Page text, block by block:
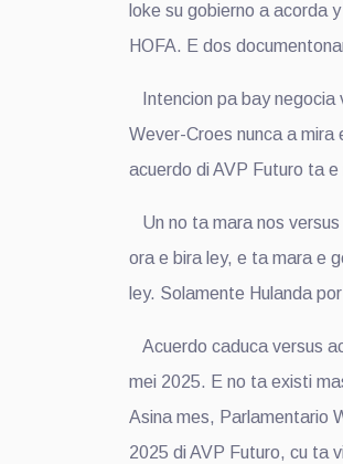
loke su gobierno a acorda
HOFA. E dos
Intencion pa bay negocia
Wever-Croes nunca a
acuerdo di AVP Futuro ta
Un no ta mara nos versus
ora e bira ley, e ta mara e
ley. Solamente Hulanda
Acuerdo caduca versus
mei 2025. E no ta existi
Asina mes, Parlamentario
2025 di AVP Futuro, cu ta